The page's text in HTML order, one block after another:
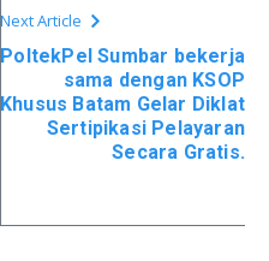
Next Article
PoltekPel Sumbar bekerja
sama dengan KSOP
Khusus Batam Gelar Diklat
Sertipikasi Pelayaran
Secara Gratis.